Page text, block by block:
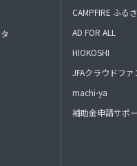
CAMPFIRE ふる
AD FOR ALL
HIOKOSHI
JFAクラウドフ
machi-ya
補助金申請サポ